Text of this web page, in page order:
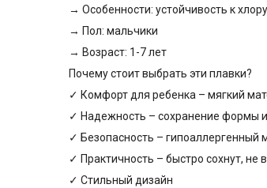
→ Особенности: устойчивость к
→ Пол: мальчики
→ Возраст: 1-7 лет
Почему стоит выбрать эти плавки?
✓ Комфорт для ребенка – мягкий
✓ Надежность – сохранение формы
✓ Безопасность – гипоаллергенный
✓ Практичность – быстро сохнут, не
✓ Стильный дизайн